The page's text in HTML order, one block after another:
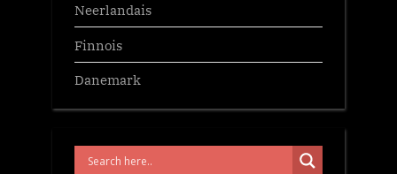
Neerlandais
Finnois
Danemark